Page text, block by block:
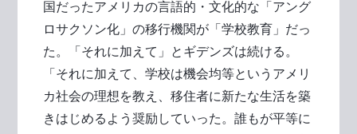
国だったアメリカの言語的・文化的な「アング
ロサクソン化」の移行機関が「学校教育」だっ
た。「それに加えて」とギデンズは続ける。
「それに加えて、学校は機会均等というアメリ
カ社会の理想を教え、移住者に新たな生活を築
きはじめるよう奨励していった。誰もが平等に